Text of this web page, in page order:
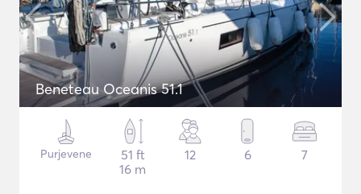
Beneteau Oceanis 51.1
Purjevene
51 ft
16 m
12 6 7